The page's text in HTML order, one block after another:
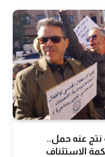
نتج عنه حمل..
الاستئناف